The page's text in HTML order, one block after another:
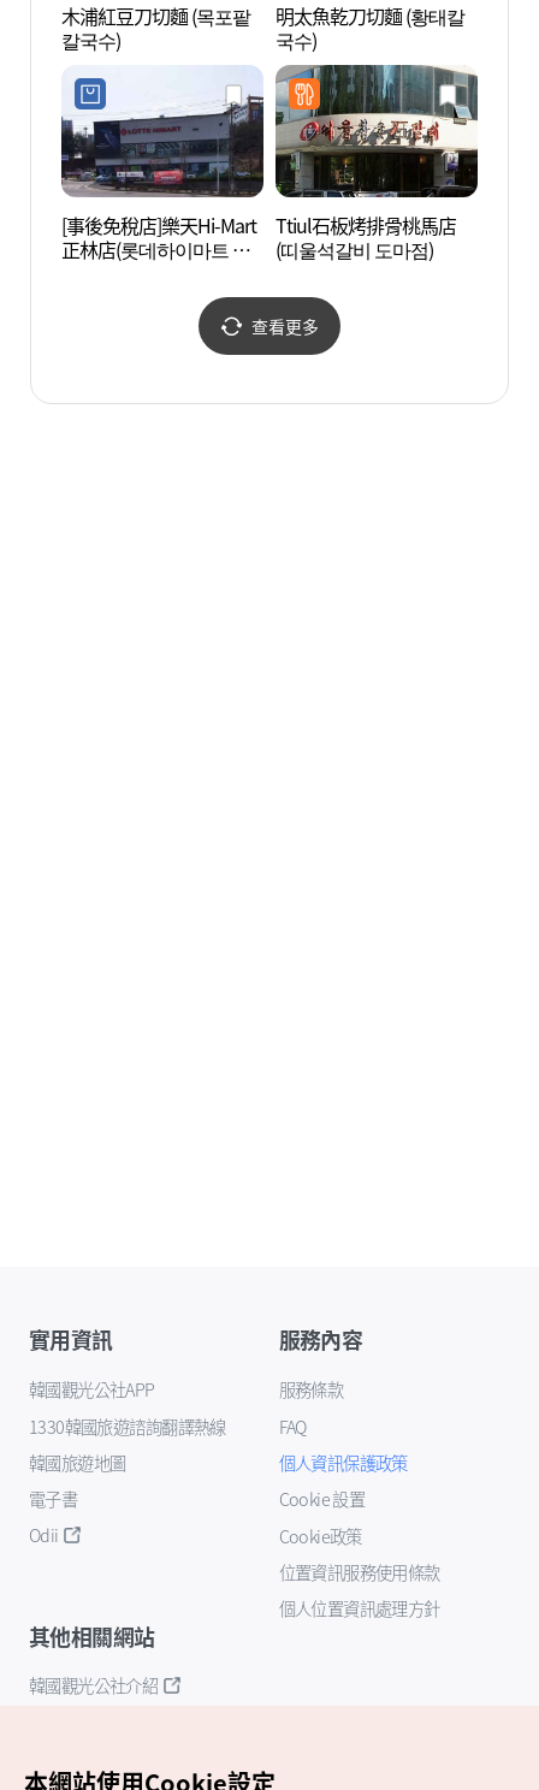
木浦紅豆刀切麵 (목포팥
칼국수)
明太魚乾刀切麵 (황태칼
국수)
[事後免稅店]樂天Hi-Mart
正林店(롯데하이마트 정
Ttiul石板烤排骨桃馬店
(띠울석갈비 도마점)
查看更多
實用資訊
韓國觀光公社APP
1330韓國旅遊諮詢翻譯熱線
韓國旅遊地圖
電子書
Odii
服務內容
服務條款
FAQ
個人資訊保護政策
Cookie 設置
Cookie政策
位置資訊服務使用條款
個人位置資訊處理方針
其他相關網站
韓國觀光公社介紹
本網站使用Cookie設定